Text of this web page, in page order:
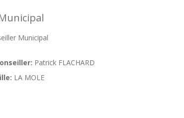
Municipal
Patrick FLACHARD
LA MOLE